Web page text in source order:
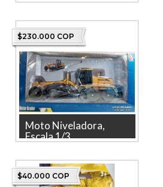
Construcción, Phoenix Toys,
Escala 1-24 La tienda más
grande en línea d...
$230.000 COP
Moto Niveladora,
Escala 1/3...
de la reconocida marca
KAIDIWEI, un producto
licenciado y c...
$40.000 COP